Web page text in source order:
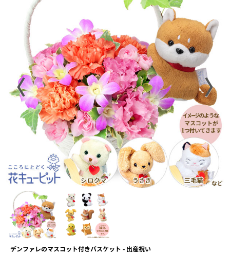
〈 〉
デンファレのマスコット付きバスケット - 出産祝い